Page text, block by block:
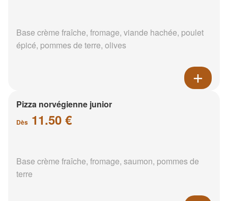
Base crème fraîche, fromage, viande hachée, poulet
épicé, pommes de terre, olives
Pizza norvégienne junior
Dès 11.50 €
Base crème fraîche, fromage, saumon, pommes de
terre